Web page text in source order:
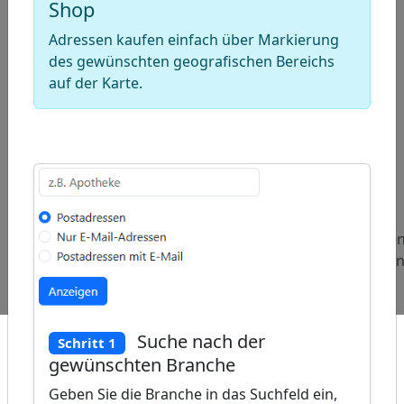
Beliebte
Abfragen:
Adressen
Krämerläden
und
Nahversorger
Hofläden
Shop
Adressen kaufen einfach über Markierung
des gewünschten geografischen Bereichs
auf der Karte.
Schritt 1
Suche nach der
gewünschten Branche
Geben Sie die Branche in das Suchfeld ein,